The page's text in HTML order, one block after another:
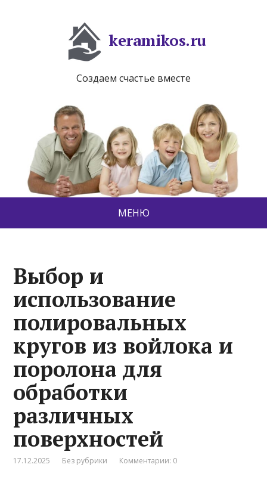
keramikos.ru
Создаем счастье вместе
МЕНЮ
Выбор и
использование
полировальных
кругов из войлока и
поролона для
обработки
различных
поверхностей
17.12.2025 Без рубрики Комментарии: 0